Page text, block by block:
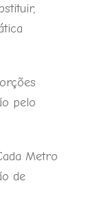
pelo
Metro
de